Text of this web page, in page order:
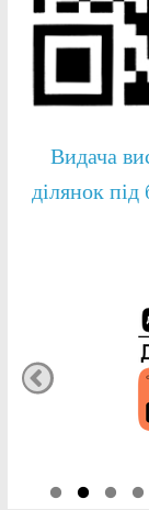
Видача
ділянок